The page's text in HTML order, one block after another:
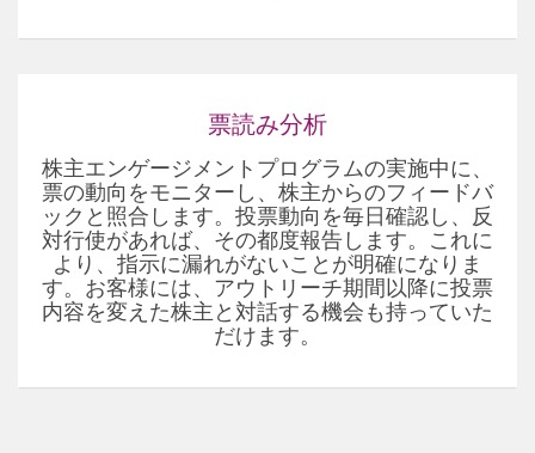
票読み分析
株主エンゲージメントプログラムの実施中に、
票の動向をモニターし、株主からのフィードバ
ックと照合します。投票動向を毎日確認し、反
対行使があれば、その都度報告します。これに
より、指示に漏れがないことが明確になりま
す。お客様には、アウトリーチ期間以降に投票
内容を変えた株主と対話する機会も持っていた
だけます。